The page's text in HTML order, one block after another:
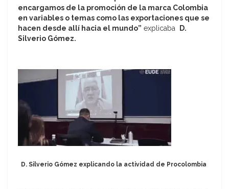
encargamos de la promoción de la marca Colombia
en variables o temas como las exportaciones que se
hacen desde allí hacia el mundo” explicaba
D.
Silverio Gómez.
D. Silverio Gómez explicando la actividad de Procolombia